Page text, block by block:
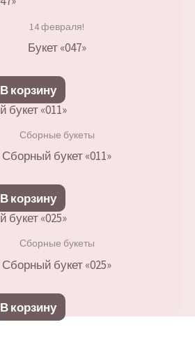
14 февраля!
Букет «047»
В корзину
Сборные букеты
Сборный букет «011»
В корзину
Сборные букеты
Сборный букет «025»
В корзину